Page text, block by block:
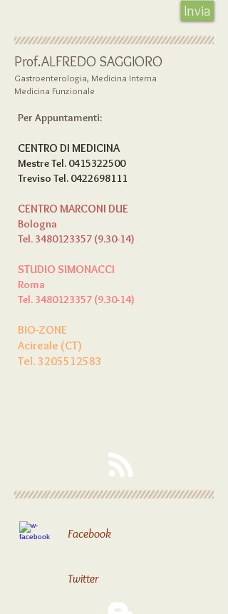
Invia
Prof.ALFREDO SAGGIORO
Gastroenterologia, Medicina Interna
Medicina Funzionale
Per Appuntamenti:
CENTRO DI MEDICINA
Mestre Tel. 0415322500
Treviso Tel. 0422698111
CENTRO MARCONI DUE
Bologna
Tel. 3480123357 (9.30-14)
STUDIO SIMONACCI
Roma
Tel. 3480123357 (9.30-14)
BIO-ZONE
Acireale (CT)
Tel. 3205512583
Facebook
Twitter